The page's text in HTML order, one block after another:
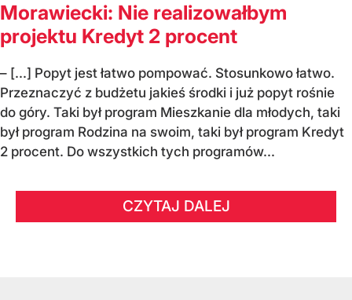
Morawiecki: Nie realizowałbym
projektu Kredyt 2 procent
– [...] Popyt jest łatwo pompować. Stosunkowo łatwo.
Przeznaczyć z budżetu jakieś środki i już popyt rośnie
do góry. Taki był program Mieszkanie dla młodych, taki
był program Rodzina na swoim, taki był program Kredyt
2 procent. Do wszystkich tych programów...
CZYTAJ DALEJ